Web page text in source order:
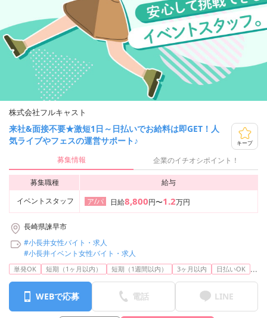
株式会社フルキャスト
来社&面接不要★激短1日～日払いでお給料は即GET！人
気ライブやフェスの運営サポート♪
キープ
募集情報 企業のイチオシポイント！
募集職種
給与
イベントスタッフ
ア/パ 日給8,800円〜1.2万円
長崎県諫早市
#小長井女性バイト・求人
#小長井イベント女性バイト・求人
単発OK 短期（1ヶ月以内） 短期（1週間以内） 3ヶ月以内 日払いOK ...
WEBで応募 電話 LINE